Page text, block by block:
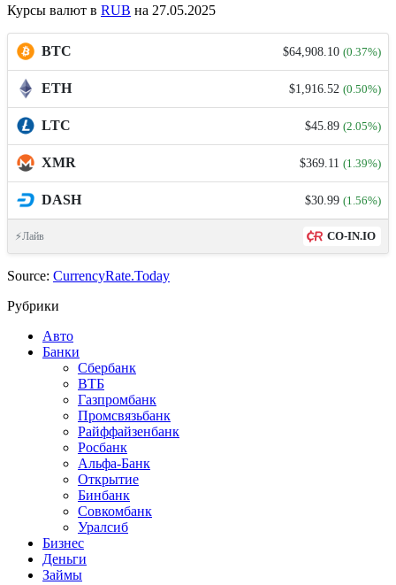
Курсы валют в RUB на 27.05.2025
BTC $64,908.10 (0.37%)
ETH $1,916.52 (0.50%)
LTC $45.89 (2.05%)
XMR $369.11 (1.39%)
DASH $30.99 (1.56%)
⚡Лайв CO-IN.IO
Source: CurrencyRate.Today
Рубрики
Авто
Банки
Сбербанк
ВТБ
Газпромбанк
Промсвязьбанк
Райффайзенбанк
Росбанк
Альфа-Банк
Открытие
Бинбанк
Совкомбанк
Уралсиб
Бизнес
Деньги
Займы